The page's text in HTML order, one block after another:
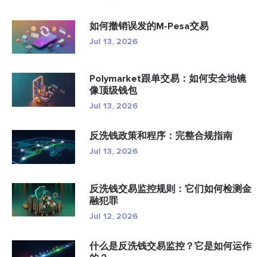
如何撤销误发的M-Pesa交易
Jul 13, 2026
Polymarket跟单交易：如何安全地镜
像顶级钱包
Jul 13, 2026
反洗钱政策和程序：完整合规指南
Jul 13, 2026
反洗钱交易监控规则：它们如何检测金
融犯罪
Jul 12, 2026
什么是反洗钱交易监控？它是如何运作